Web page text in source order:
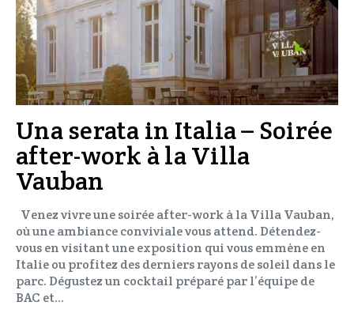
Una serata in Italia – Soirée
after-work à la Villa
Vauban
Venez vivre une soirée after-work à la Villa Vauban,
où une ambiance conviviale vous attend. Détendez-
vous en visitant une exposition qui vous emmène en
Italie ou profitez des derniers rayons de soleil dans le
parc. Dégustez un cocktail préparé par l’équipe de
BAC et…